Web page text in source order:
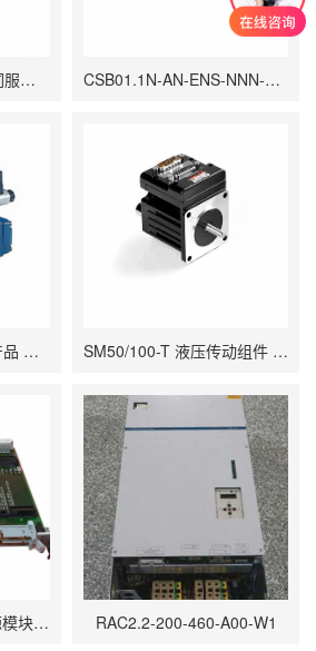
DKC03.3-040-7-FW 伺服控制器 支持数字化、网络化和智能化操作 CSB01.1N-AN-ENS-NNN-NN-S-NN-FW 伺服电机 能够满足高速、高精度的运动控制需求
R901325866 比例阀产品 易于实现远程控制 适合应用于复杂或危险的工作环境 SM50/100-T 液压传动组件 以实现高扭矩、平稳的旋转运动
TV3000HTPUMF 电源模块 具备较高的兼容性和扩展性 RAC2.2-200-460-A00-W1